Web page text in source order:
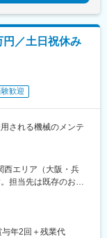
、平野駅(関西本線)、
、津久野駅、深井
切駅、鳳駅、北信太
、金橋駅、帯解駅、
中口駅、西院駅(京福
、川西能勢口駅、三
、綾ノ町駅
円／土日祝休み
歓迎
される機械のメンテ
西エリア（大阪・兵
担当先は既存のお取
。■本社 大阪府東大
年2回＋残業代